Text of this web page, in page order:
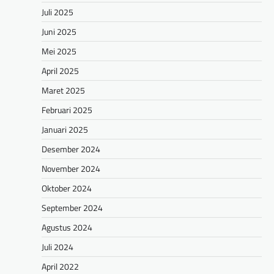
Juli 2025
Juni 2025
Mei 2025
April 2025
Maret 2025
Februari 2025
Januari 2025
Desember 2024
November 2024
Oktober 2024
September 2024
Agustus 2024
Juli 2024
April 2022